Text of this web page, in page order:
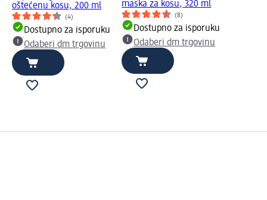
oštećenu kosu, 200 ml
(4)
Dostupno za isporuku
Odaberi dm trgovinu
maska za kosu, 320 ml
(8)
Dostupno za isporuku
Odaberi dm trgovinu